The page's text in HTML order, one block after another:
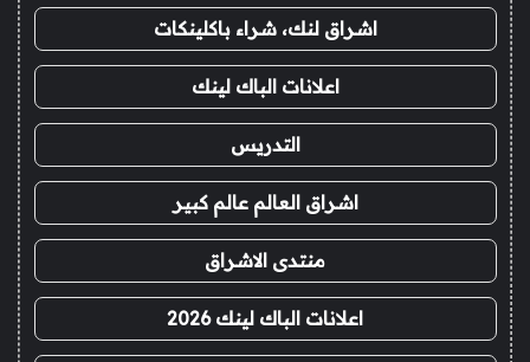
اشراق لنك، شراء باكلينكات
اعلانات الباك لينك
التدريس
اشراق العالم عالم كبير
منتدى الاشراق
اعلانات الباك لينك 2026